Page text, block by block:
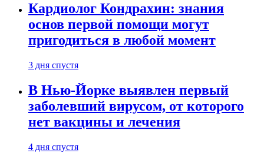
Кардиолог Кондрахин: знания
основ первой помощи могут
пригодиться в любой момент
3 дня спустя
В Нью-Йорке выявлен первый
заболевший вирусом, от которого
нет вакцины и лечения
4 дня спустя